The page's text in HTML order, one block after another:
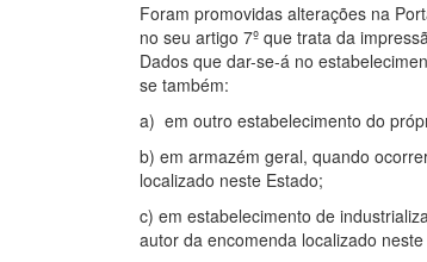
Foram promovidas alterações na
no seu artigo 7º que trata da
Dados que dar-se-á no
se também:
a) em outro estabelecimento do
b) em armazém geral, quando
localizado neste Estado;
c) em estabelecimento de
autor da encomenda localizado